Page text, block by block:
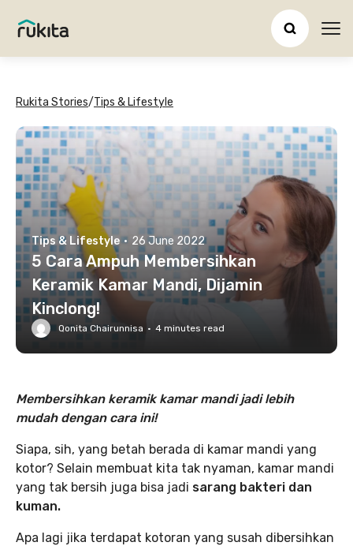
Rukita Stories/Tips & Lifestyle
Tips & Lifestyle · 26 June 2022
5 Cara Ampuh Membersihkan
Keramik Kamar Mandi, Dijamin
Kinclong!
Qonita Chairunnisa · 4 minutes read
Membersihkan keramik kamar mandi jadi lebih
mudah dengan cara ini!
Siapa, sih, yang betah berada di kamar mandi yang
kotor? Selain membuat kita tak nyaman, kamar mandi
yang tak bersih juga bisa jadi sarang bakteri dan
kuman.
Apa lagi jika terdapat kotoran yang susah dibersihkan